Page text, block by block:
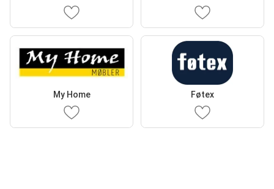
My Home Føtex